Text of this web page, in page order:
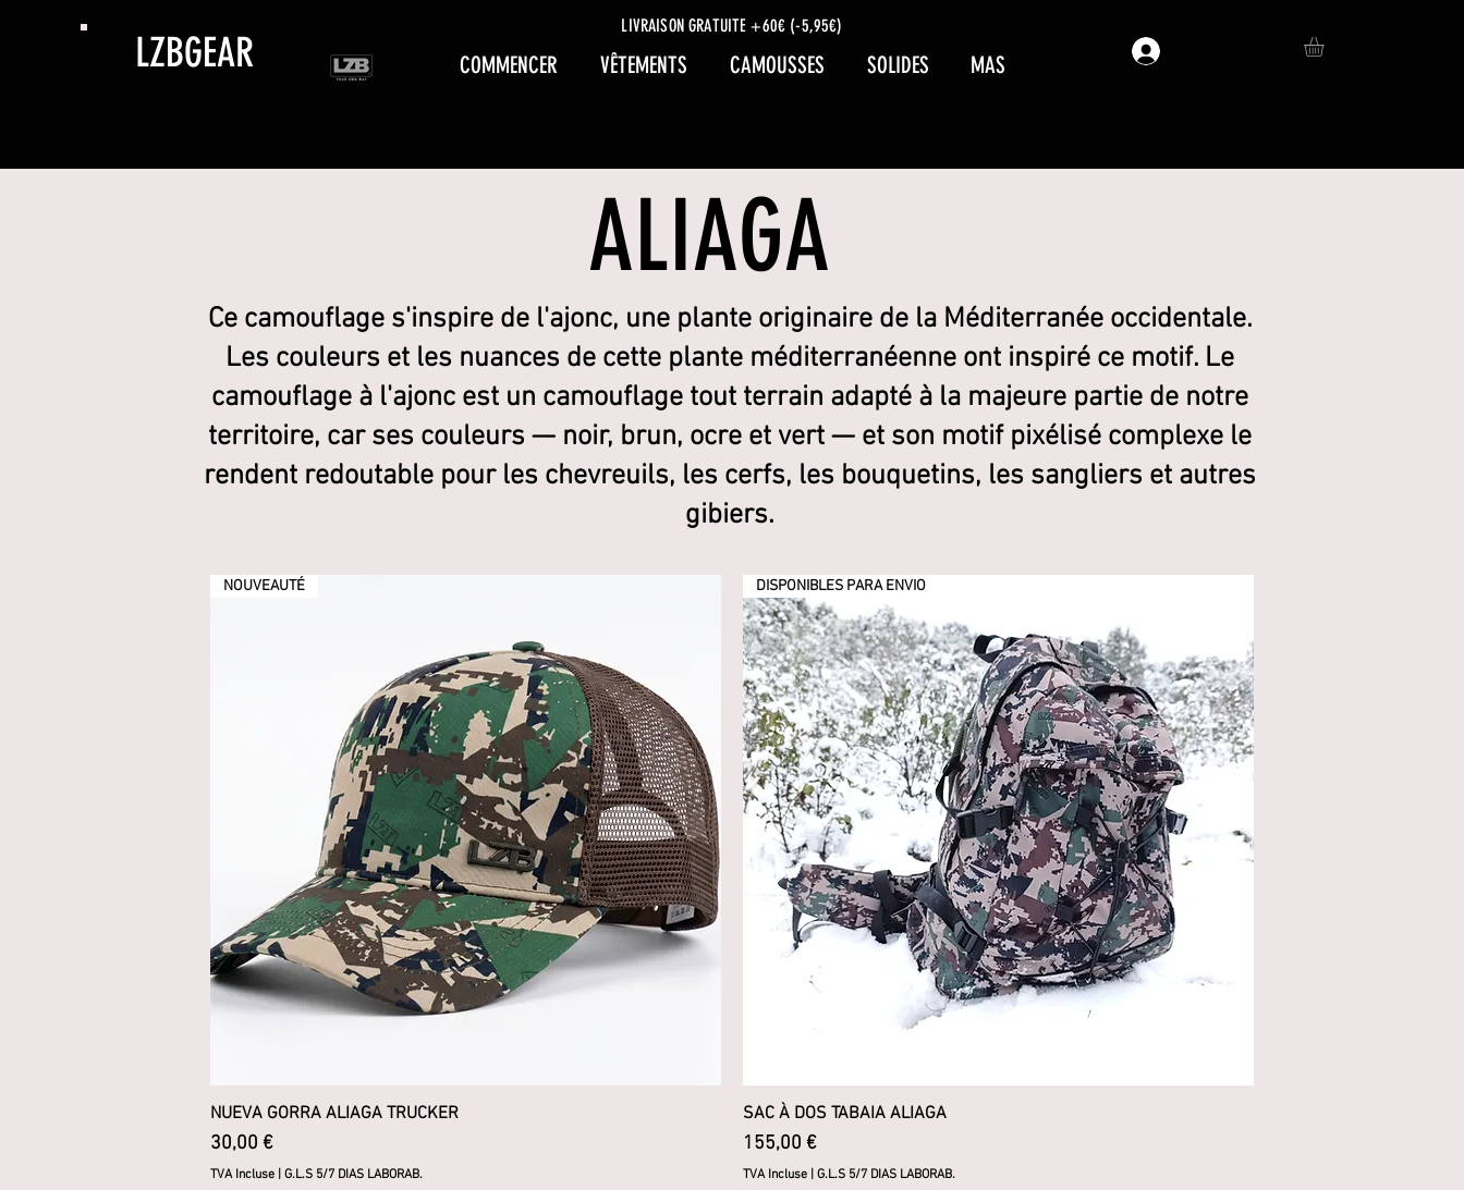
LZBGEAR COMMENCER VÊTEMENTS CAMOUSSES SOLIDES MAS
LIVRAISON GRATUITE +60€ (-5,95€)
ALIAGA
Ce camouflage s'inspire de l'ajonc, une plante originaire de la Méditerranée occidentale.
Les couleurs et les nuances de cette plante méditerranéenne ont inspiré ce motif. Le
camouflage à l'ajonc est un camouflage tout terrain adapté à la majeure partie de notre
territoire, car ses couleurs — noir, brun, ocre et vert — et son motif pixélisé complexe le
rendent redoutable pour les chevreuils, les cerfs, les bouquetins, les sangliers et autres
gibiers.
Aperçu rapide
NOUVEAUTÉ
NUEVA GORRA ALIAGA TRUCKER
Prix
30,00 €
TVA Incluse G.L.S 5/7 DIAS LABORAB.
DISPONIBLES PARA ENVIO
SAC À DOS TABAIA ALIAGA
Prix
155,00 €
TVA Incluse G.L.S 5/7 DIAS LABORAB.